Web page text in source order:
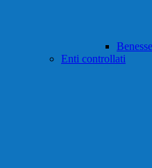
Enti controllati